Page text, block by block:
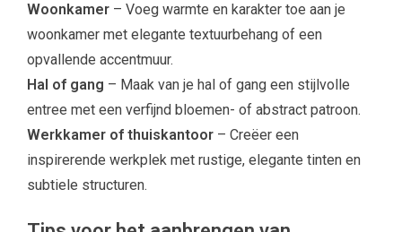
Woonkamer – Voeg warmte en karakter toe aan je
woonkamer met elegante textuurbehang of een
opvallende accentmuur.
Hal of gang – Maak van je hal of gang een stijlvolle
entree met een verfijnd bloemen- of abstract patroon.
Werkkamer of thuiskantoor – Creëer een
inspirerende werkplek met rustige, elegante tinten en
subtiele structuren.